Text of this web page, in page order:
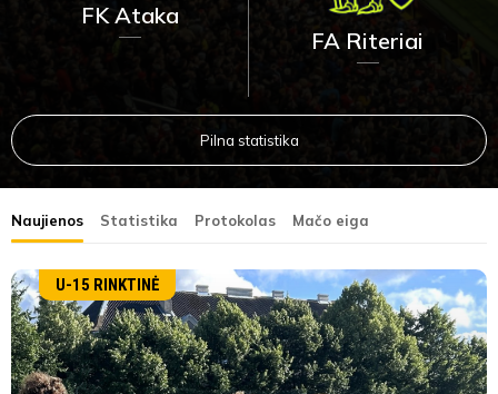
FK Ataka
FA Riteriai
Pilna statistika
Naujienos Statistika Protokolas Mačo eiga
U-15 RINKTINĖ